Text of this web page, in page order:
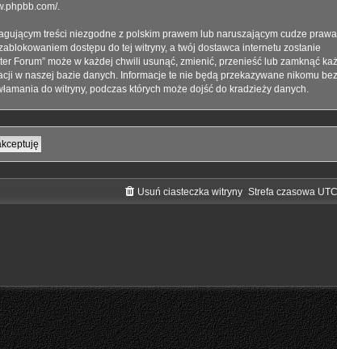
.
treści niezgodne z polskim prawem lub naruszającym cudze prawa
dostępu do tej witryny, a twój dostawca internetu zostanie
Forum” może w każdej chwili usunąć, zmienić, przenieść lub zamknąć
w naszej bazie danych. Informacje te nie będą przekazywane nikomu bez
do witryny, podczas których może dojść do kradzieży danych.
Strefa czasowa
Usuń ciasteczka witryny